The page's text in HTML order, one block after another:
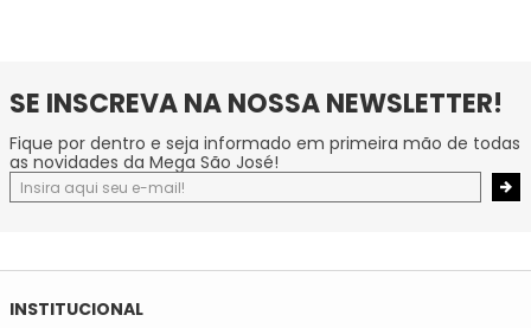
SE INSCREVA NA NOSSA NEWSLETTER!
Fique por dentro e seja informado em primeira mão de todas
as novidades da Mega São José!
INSTITUCIONAL